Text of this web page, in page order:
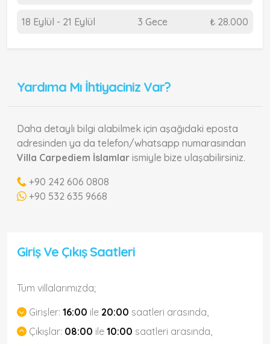
18 Eylül - 21 Eylül 3 Gece ₺ 28.000
Yardıma Mı İhtiyaciniz Var?
Daha detaylı bilgi alabilmek için aşağıdaki eposta
adresinden ya da telefon/whatsapp numarasından
Villa Carpediem İslamlar ismiyle bize ulaşabilirsiniz.
+90 242 606 0808
+90 532 635 9668
Giriş Ve Çıkış Saatleri
Tüm villalarımızda;
Girişler: 16:00 ile 20:00 saatleri arasında,
Çıkışlar: 08:00 ile 10:00 saatleri arasında,